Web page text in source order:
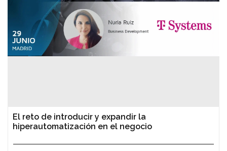
El reto de introducir y expandir la
hiperautomatización en el negocio